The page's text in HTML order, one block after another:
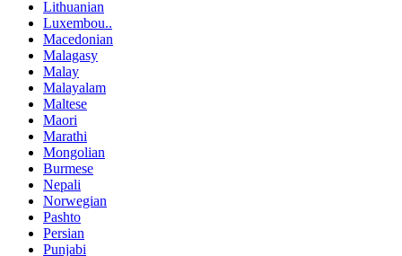
Lithuanian
Luxembou..
Macedonian
Malagasy
Malay
Malayalam
Maltese
Maori
Marathi
Mongolian
Burmese
Nepali
Norwegian
Pashto
Persian
Punjabi